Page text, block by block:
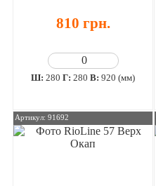
810 грн.
Ш:280 Г:280 В:920 (мм)
Артикул: 91692